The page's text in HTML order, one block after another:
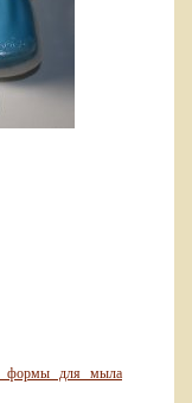
формы для мыла